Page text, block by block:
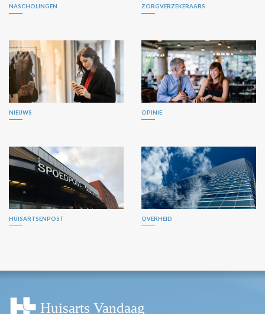
NASCHOLINGEN ZORGVERZEKERAARS
NIEUWS OPINIE
HUISARTSENPOST OVERHEID